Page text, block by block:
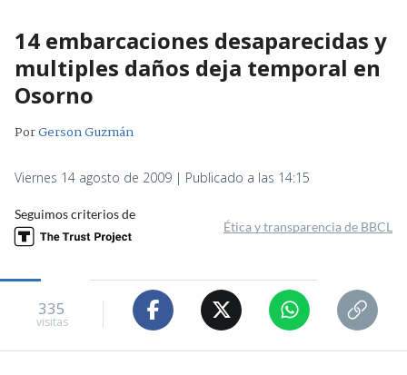
14 embarcaciones desaparecidas y
multiples daños deja temporal en
Osorno
PorGerson Guzmán
Viernes 14 agosto de 2009 | Publicado a las 14:15
Seguimos criterios de
Ética y transparencia de BBCL
335
visitas